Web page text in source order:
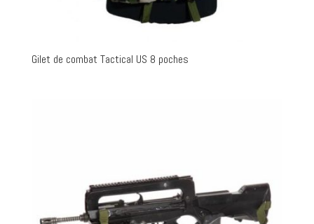
Gilet de combat Tactical US 8 poches